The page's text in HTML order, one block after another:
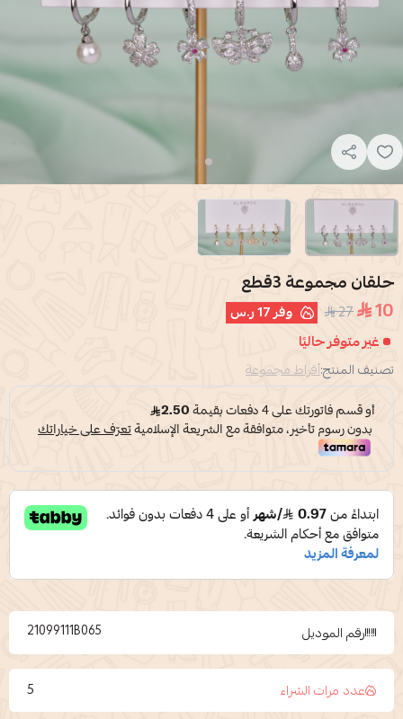
حلقان مجموعة 3قطع
10
27 وفر17 ر.س
غير متوفر حاليًا
تصنيف المنتج:أقراط مجموعة
رقم الموديل 21099111B065
عدد مرات الشراء 5